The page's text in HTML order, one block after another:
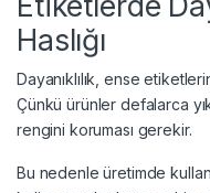
Haslığı
Dayanıklılık, ense
Çünkü ürünler defalarca
rengini koruması gerekir.
Bu nedenle üretimde